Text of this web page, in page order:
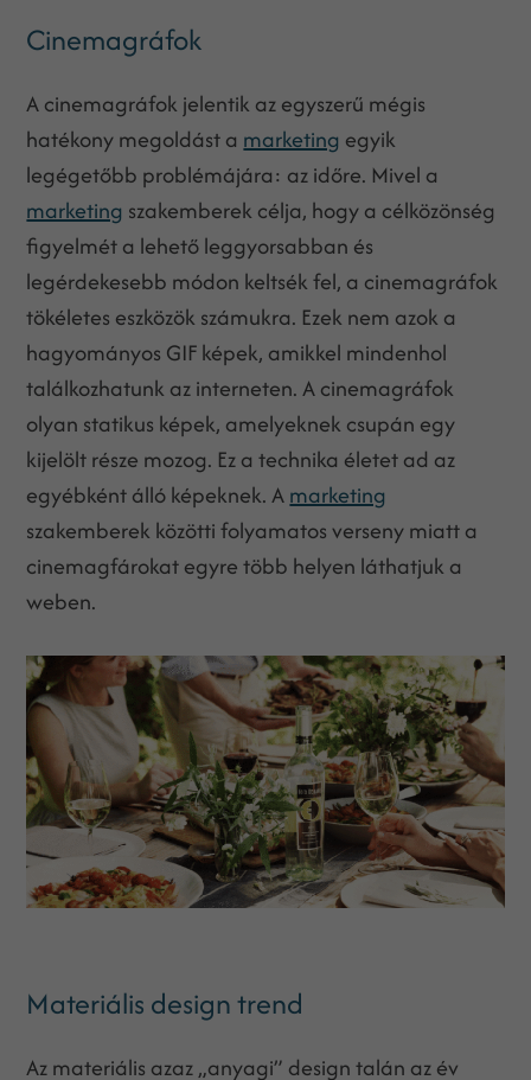
Cinemagráfok
A cinemagráfok jelentik az egyszerű mégis
hatékony megoldást a marketing egyik
legégetőbb problémájára: az időre. Mivel a
marketing szakemberek célja, hogy a célközönség
figyelmét a lehető leggyorsabban és
legérdekesebb módon keltsék fel, a cinemagráfok
tökéletes eszközök számukra. Ezek nem azok a
hagyományos GIF képek, amikkel mindenhol
találkozhatunk az interneten. A cinemagráfok
olyan statikus képek, amelyeknek csupán egy
kijelölt része mozog. Ez a technika életet ad az
egyébként álló képeknek. Amarketing
szakemberek közötti folyamatos verseny miatt a
cinemagfárokat egyre több helyen láthatjuk a
weben.
Materiális design trend
Az materiális azaz „anyagi” design talán az év